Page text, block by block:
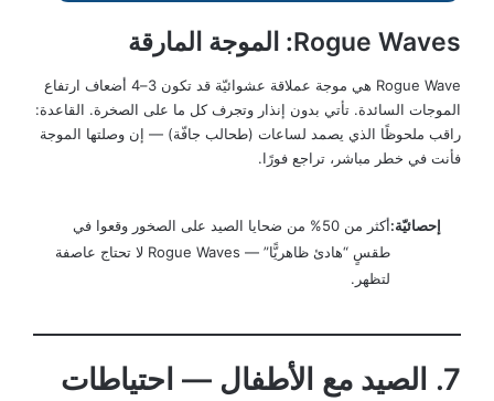
Rogue Waves: الموجة المارقة
Rogue Wave هي موجة عملاقة عشوائيّة قد تكون 3–4 أضعاف ارتفاع
الموجات السائدة. تأتي بدون إنذار وتجرف كل ما على الصخرة. القاعدة:
راقب ملحوظًا الذي يصمد لساعات (طحالب جافّة) — إن وصلتها الموجة
فأنت في خطر مباشر، تراجع فورًا.
إحصائيّة:
أكثر من 50% من ضحايا الصيد على الصخور وقعوا في
طقسٍ “هادئ ظاهريًّا” — Rogue Waves لا تحتاج عاصفة
لتظهر.
7. الصيد مع الأطفال — احتياطات